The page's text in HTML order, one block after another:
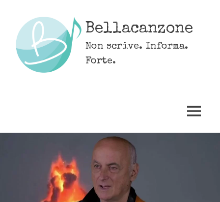
content
Bellacanzone
Non scrive. Informa.
Forte.
MENU